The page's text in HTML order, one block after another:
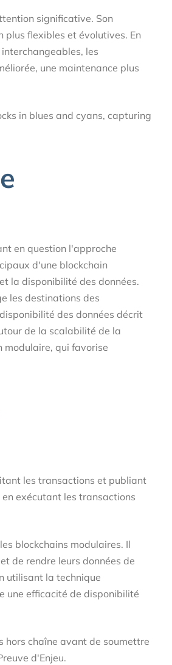
significative. Son
plus flexibles et évolutives. En
les
une maintenance plus
en question l'approche
d'une blockchain
la disponibilité des données.
les destinations des
des données décrit
de la scalabilité de la
modulaire, qui favorise
les transactions et publiant
exécutant les transactions
blockchains modulaires. Il
de rendre leurs données de
utilisant la technique
une efficacité de disponibilité
chaîne avant de soumettre
d'Enjeu.